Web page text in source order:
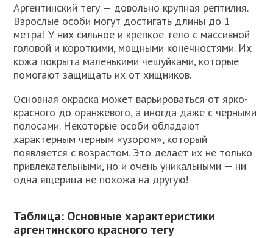
Аргентинский тегу — довольно крупная рептилия.
Взрослые особи могут достигать длины до 1
метра! У них сильное и крепкое тело с массивной
головой и короткими, мощными конечностями. Их
кожа покрыта маленькими чешуйками, которые
помогают защищать их от хищников.
Основная окраска может варьироваться от ярко-
красного до оранжевого, а иногда даже с черными
полосами. Некоторые особи обладают
характерным черным «узором», который
появляется с возрастом. Это делает их не только
привлекательными, но и очень уникальными — ни
одна ящерица не похожа на другую!
Таблица: Основные характеристики
аргентинского красного тегу